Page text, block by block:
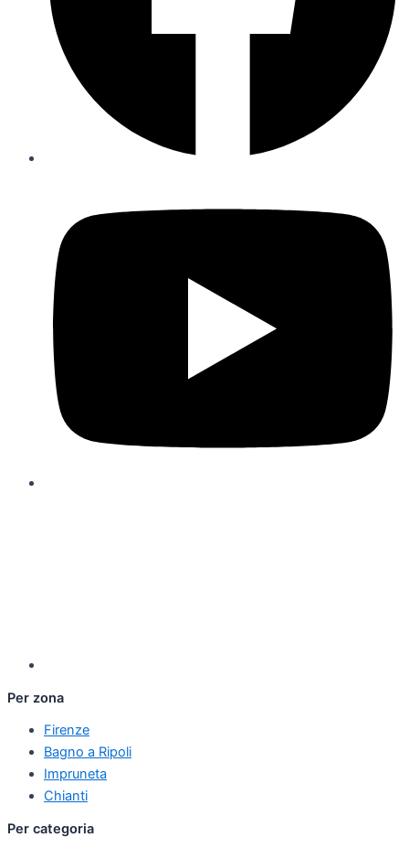
Per zona
Firenze
Bagno a Ripoli
Impruneta
Chianti
Per categoria